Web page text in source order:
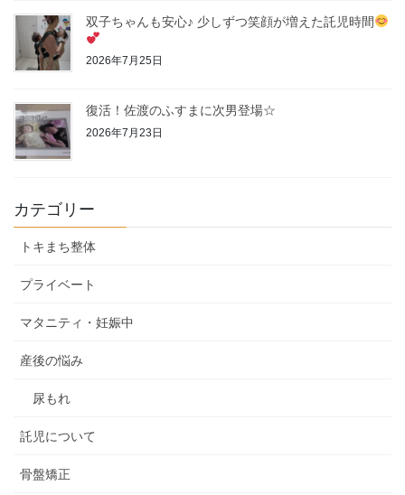
双子ちゃんも安心♪ 少しずつ笑顔が増えた託児時間
2026年7月25日
復活！佐渡のふすまに次男登場☆
2026年7月23日
カテゴリー
トキまち整体
プライベート
マタニティ・妊娠中
産後の悩み
尿もれ
託児について
骨盤矯正